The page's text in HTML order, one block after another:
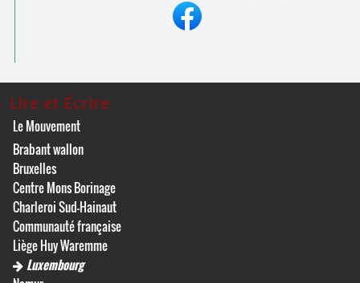
Lire et Écrire
Le Mouvement
Brabant wallon
Bruxelles
Centre Mons Borinage
Charleroi Sud-Hainaut
Communauté française
Liège Huy Waremme
Luxembourg